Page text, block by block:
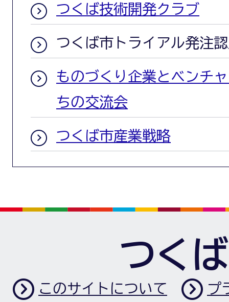
つくば技術開発クラブ
つくば市トライアル発注
ものづくり企業とベンチ
ちの交流会
つくば市産業戦略
つく
このサイトについて プ